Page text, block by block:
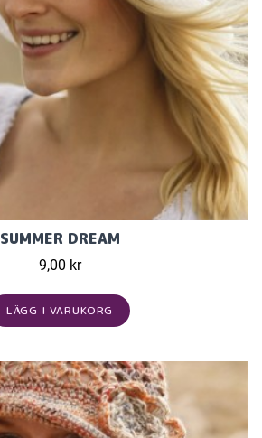
SUMMER DREAM
9,00 kr
LÄGG I VARUKORG